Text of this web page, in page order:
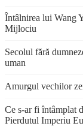
Întâlnirea lui Wang
Mijlociu
Secolul fără
uman
Amurgul vechilor
Ce s-ar fi întâmplat
Pierdutul Imperiu